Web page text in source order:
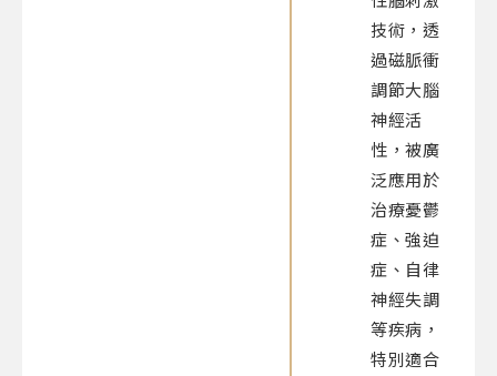
技術，透
過磁脈衝
調節大腦
神經活
性，被廣
泛應用於
治療憂鬱
症、強迫
症、自律
神經失調
等疾病，
特別適合